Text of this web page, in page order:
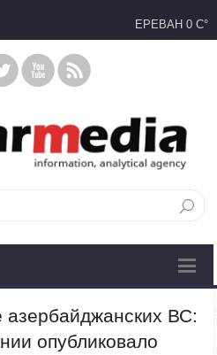
ЕРЕВАН 0 C°
ВС:
опубликовало